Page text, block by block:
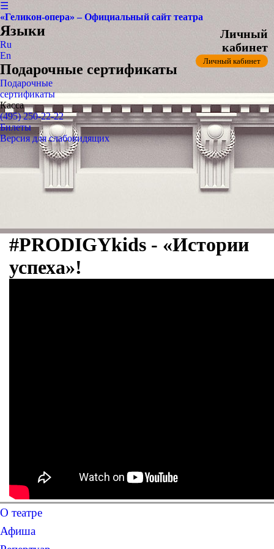
☰
«Геликон-опера» – Официальный сайт театра
Языки
Ru
En
Подарочные сертификаты
Подарочные
сертификаты
Касса
(495) 250-22-22
Личный
кабинет
Личный кабинет
Билеты
Версия для слабовидящих
#PRODIGYkids - «Истории
успеха»!
О театре
Афиша